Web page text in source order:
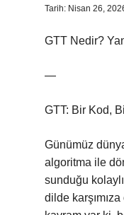
Tarih: Nisan 26,
GTT Nedir?
—
GTT: Bir Kod,
Günümüz
algoritma ile
sunduğu
dilde